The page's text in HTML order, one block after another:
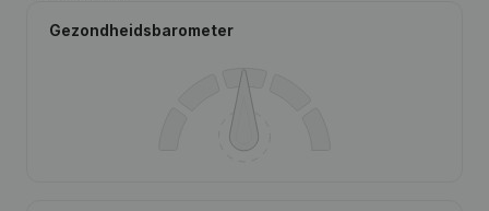
Gezondheidsbarometer